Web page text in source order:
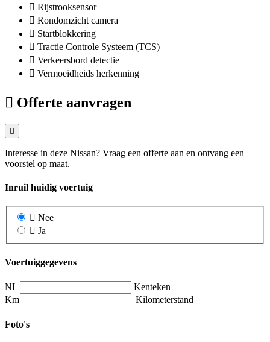
Rijstrooksensor
Rondomzicht camera
Startblokkering
Tractie Controle Systeem (TCS)
Verkeersbord detectie
Vermoeidheids herkenning
Offerte aanvragen
Interesse in deze Nissan? Vraag een offerte aan en ontvang een
voorstel op maat.
Inruil huidig voertuig
Nee
Ja
Voertuiggegevens
NL
Kenteken
Km
Kilometerstand
Foto's